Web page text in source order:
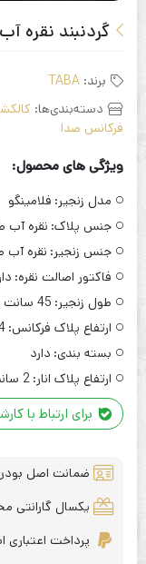
گردنبند نقره
برند: TABA
دسته‌بندی‌ها:
فرکانس صدا
ویژگی های محصول:
مدل زنجیر: فلامینگو
جنس پلاک: نقره آب
جنس زنجیر: نقره آب
فاکتور اصالت نقره:
طول زنجیر: 45 سانت باز شده
ارتفاع پلاک فرکانس:4
بسته بندی: دارد
ارتفاع پلاک انار: 2 سانت
برای ارتباط با
ضمانت اصل بودن
یکسال گارانتی
پرداخت